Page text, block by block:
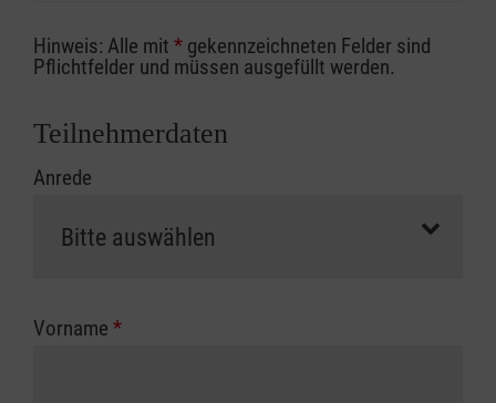
Sofern Sie ein Kostenübernahmeverfahren
Ihrer Berufsgenossenschaft / Unfallkasse
Abrechnungsunterlagen spätestens zu
erfolgt eine Abrechnung der vollen Kursgebühr
Die notwendigen Formulare für die
zuständigen Berufsgenossenschaft oder
Hinweis: Alle mit * gekennzeichneten Felder sind
Pflichtfelder und müssen ausgefüllt werden.
Teilnehmerdaten
Anrede
Vorname *